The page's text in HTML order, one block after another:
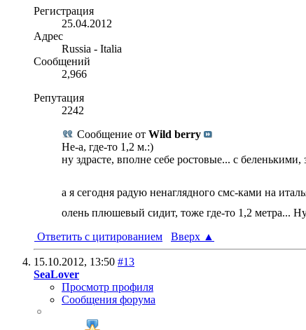
Регистрация
25.04.2012
Адрес
Russia - Italia
Сообщений
2,966
Репутация
2242
Сообщение от Wild berry
Не-а, где-то 1,2 м.:)
ну здрасте, вполне себе ростовые... с беленькими,
а я сегодня радую ненаглядного смс-ками на
олень плюшевый сидит, тоже где-то 1,2 метра...
Ответить с цитированием
Вверх ▲
15.10.2012, 13:50 #13
SeaLover
Просмотр профиля
Сообщения форума